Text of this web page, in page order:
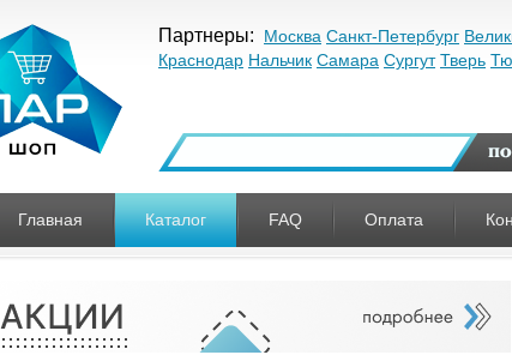
Партнеры: Москва Санкт-Петербург
Краснодар Нальчик Самара Сургут Тверь
Главная Каталог FAQ Оплата